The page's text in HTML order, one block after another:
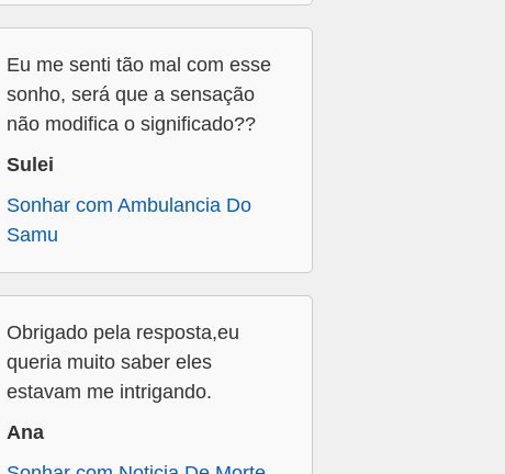
Eu me senti tão mal com esse
sonho, será que a sensação
não modifica o significado??
Sulei
Sonhar com Ambulancia Do
Samu
Obrigado pela resposta,eu
queria muito saber eles
estavam me intrigando.
Ana